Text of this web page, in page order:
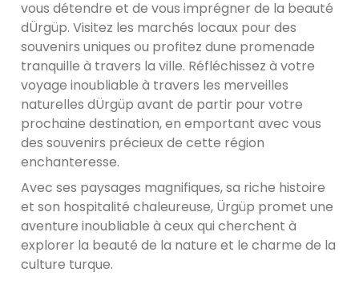
vous détendre et de vous imprégner de la beauté
dÜrgüp. Visitez les marchés locaux pour des
souvenirs uniques ou profitez dune promenade
tranquille à travers la ville. Réfléchissez à votre
voyage inoubliable à travers les merveilles
naturelles dÜrgüp avant de partir pour votre
prochaine destination, en emportant avec vous
des souvenirs précieux de cette région
enchanteresse.
Avec ses paysages magnifiques, sa riche histoire
et son hospitalité chaleureuse, Ürgüp promet une
aventure inoubliable à ceux qui cherchent à
explorer la beauté de la nature et le charme de la
culture turque.